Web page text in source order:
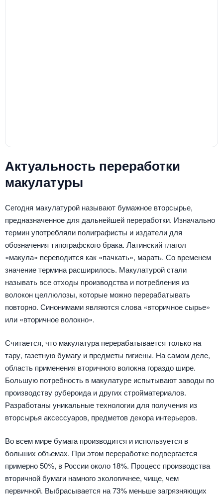
Актуальность переработки
макулатуры
Сегодня макулатурой называют бумажное вторсырье,
предназначенное для дальнейшей переработки. Изначально
термин употребляли полиграфисты и издатели для
обозначения типографского брака. Латинский глагол
«макула» переводится как «пачкать», марать. Со временем
значение термина расширилось. Макулатурой стали
называть все отходы производства и потребления из
волокон целлюлозы, которые можно перерабатывать
повторно. Синонимами являются слова «вторичное сырье»
или «вторичное волокно».
Считается, что макулатура перерабатывается только на
тару, газетную бумагу и предметы гигиены. На самом деле,
область применения вторичного волокна гораздо шире.
Большую потребность в макулатуре испытывают заводы по
производству рубероида и других стройматериалов.
Разработаны уникальные технологии для получения из
вторсырья аксессуаров, предметов декора интерьеров.
Во всем мире бумага производится и используется в
больших объемах. При этом переработке подвергается
примерно 50%, в России около 18%. Процесс производства
вторичной бумаги намного экологичнее, чище, чем
первичной. Выбрасывается на 73% меньше загрязняющих